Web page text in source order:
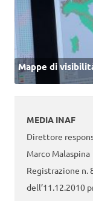
Mappe di
MEDIA INAF
Direttore
Marco Malaspina
Registrazione n.
dell’11.12.2010